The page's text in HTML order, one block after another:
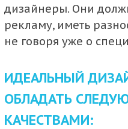
дизайнеры. Они
рекламу, иметь
не говоря уже о
ИДЕАЛЬНЫЙ
ОБЛАДАТЬ
КАЧЕСТВАМИ: